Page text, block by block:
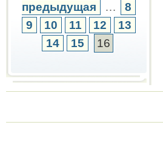
предыдущая
…
8
9
10 11 12
13
14
15 16